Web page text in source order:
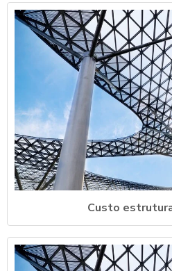
Custo